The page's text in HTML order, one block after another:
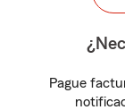
Pague